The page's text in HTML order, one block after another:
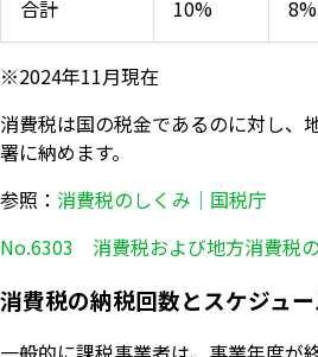
合計 10% 8%
※2024年11月現在
消費税は国の税金であるのに対し、
署に納めます。
参照： 消費税のしくみ｜国税庁
No.6303 消費税および地方消費税
消費税の納税回数とスケジュ